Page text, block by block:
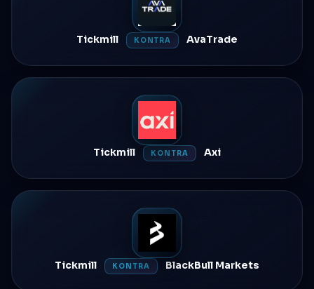
Tickmill KONTRA AvaTrade
Tickmill KONTRA Axi
Tickmill KONTRA BlackBull Markets